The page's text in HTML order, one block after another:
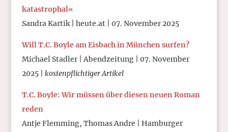
katastrophal«
Sandra Kartik | heute.at | 07. November 2025
Will T.C. Boyle am Eisbach in München surfen?
Michael Stadler | Abendzeitung | 07. November
2025 | kostenpflichtiger Artikel
T.C. Boyle: Wir müssen über diesen neuen Roman
reden
Antje Flemming, Thomas Andre | Hamburger